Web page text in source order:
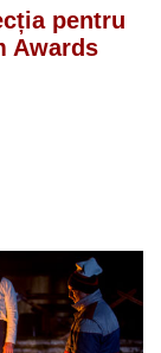
pentru
Awards